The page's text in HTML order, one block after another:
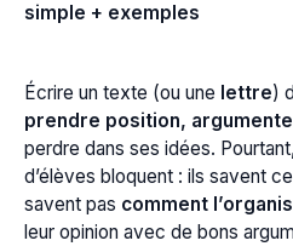
simple + exemples
Écrire un texte (ou une lettre)
prendre position,
perdre dans ses idées.
d’élèves bloquent : ils savent
savent pas comment
leur opinion avec de bons